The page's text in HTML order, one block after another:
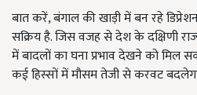
बात करें, बंगाल की खाड़ी में बन रहे डिप्रेशन
सक्रिय है. जिस वजह से देश के दक्षिणी
में बादलों का घना प्रभाव देखने को मिल
कई हिस्सों में मौसम तेजी से करवट